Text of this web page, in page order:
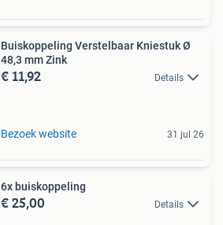
Buiskoppeling Verstelbaar Kniestuk Ø
48,3 mm Zink
€ 11,92 Details
Bezoek website 31 jul 26
6x buiskoppeling
€ 25,00 Details